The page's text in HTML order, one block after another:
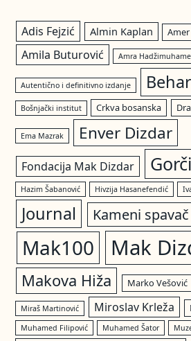
Adis Fejzić Almin Kaplan
Amila Buturović Amra
Autentično i definitivno izdanje Behar
Bošnjački institut Crkva bosanska
Ema Mazrak Enver Dizdar
Fondacija Mak Dizdar
Hazim Šabanović Hivzija Hasanefendić
Journal Kameni spavač
Mak100 Mak
Makova Hiža Marko Vešović
Miraš Martinović Miroslav Krleža
Muhamed Filipović
Muhamed Šator